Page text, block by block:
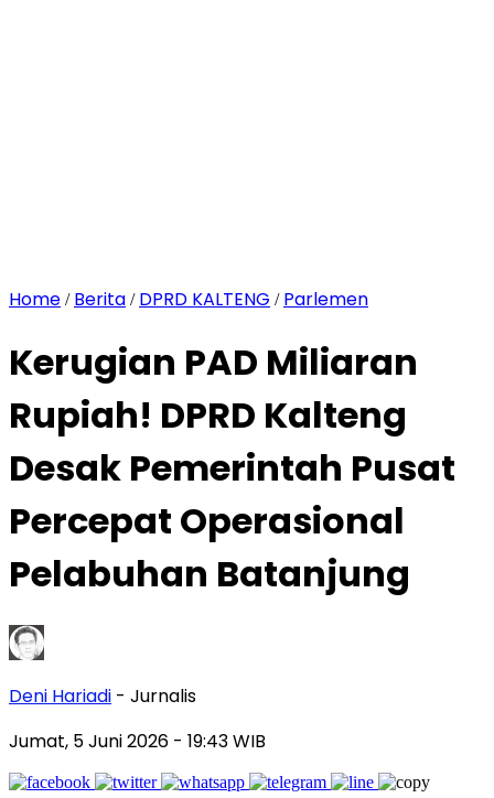
Home / Berita / DPRD KALTENG / Parlemen
Kerugian PAD Miliaran
Rupiah! DPRD Kalteng
Desak Pemerintah Pusat
Percepat Operasional
Pelabuhan Batanjung
Deni Hariadi - Jurnalis
Jumat, 5 Juni 2026 - 19:43 WIB